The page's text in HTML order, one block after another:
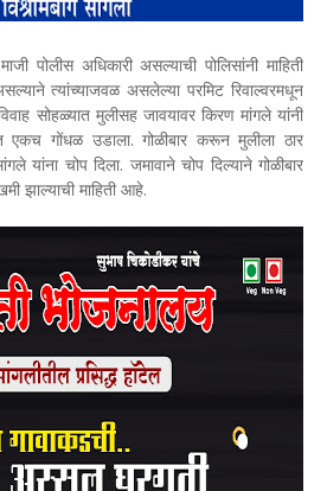
पोलीस अधिकारी असल्याची पोलिसांनी माहिती
त्यांच्याजवळ असलेल्या परमिट रिवाल्वरमधून
सोहळ्यात मुलीसह जावयावर किरण मांगले यांनी
एकच गोंधळ उडाला. गोळीबार करून मुलीला ठार
यांना चोप दिला. जमावाने चोप दिल्याने गोळीबार
झाल्याची माहिती आहे.